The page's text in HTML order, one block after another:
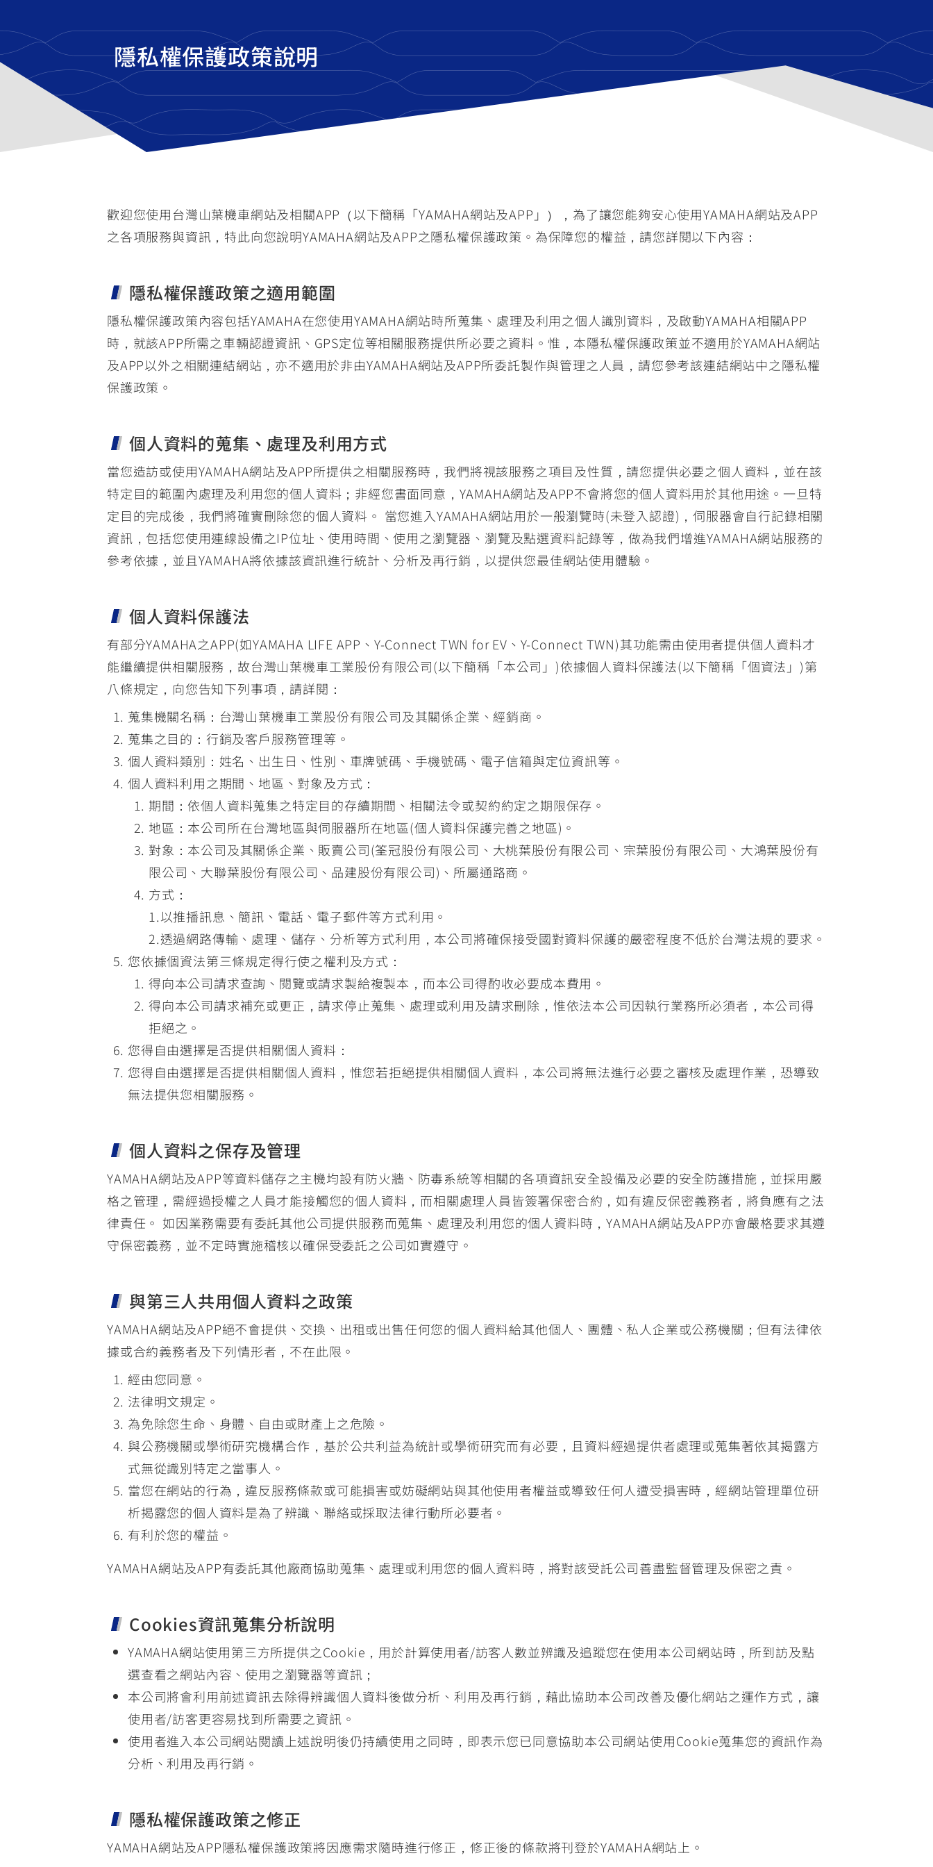
隱私權保護政策說明
歡迎您使用台灣山葉機車網站及相關APP（以下簡稱「YAMAHA網站及APP」），為了讓您能夠安心使用YAMAHA網站及APP
之各項服務與資訊，特此向您說明YAMAHA網站及APP之隱私權保護政策。為保障您的權益，請您詳閱以下內容：
隱私權保護政策之適用範圍
隱私權保護政策內容包括YAMAHA在您使用YAMAHA網站時所蒐集、處理及利用之個人識別資料，及啟動YAMAHA相關APP
時，就該APP所需之車輛認證資訊、GPS定位等相關服務提供所必要之資料。惟，本隱私權保護政策並不適用於YAMAHA網站
及APP以外之相關連結網站，亦不適用於非由YAMAHA網站及APP所委託製作與管理之人員，請您參考該連結網站中之隱私權
保護政策。
個人資料的蒐集、處理及利用方式
當您造訪或使用YAMAHA網站及APP所提供之相關服務時，我們將視該服務之項目及性質，請您提供必要之個人資料，並在該
特定目的範圍內處理及利用您的個人資料；非經您書面同意，YAMAHA網站及APP不會將您的個人資料用於其他用途。一旦特
定目的完成後，我們將確實刪除您的個人資料。 當您進入YAMAHA網站用於一般瀏覽時(未登入認證)，伺服器會自行記錄相關
資訊，包括您使用連線設備之IP位址、使用時間、使用之瀏覽器、瀏覽及點選資料記錄等，做為我們增進YAMAHA網站服務的
參考依據，並且YAMAHA將依據該資訊進行統計、分析及再行銷，以提供您最佳網站使用體驗。
個人資料保護法
有部分YAMAHA之APP(如YAMAHA LIFE APP、Y-Connect TWN for EV、Y-Connect TWN)其功能需由使用者提供個人資料才
能繼續提供相關服務，故台灣山葉機車工業股份有限公司(以下簡稱「本公司」)依據個人資料保護法(以下簡稱「個資法」)第
八條規定，向您告知下列事項，請詳閱：
蒐集機關名稱：台灣山葉機車工業股份有限公司及其關係企業、經銷商。
蒐集之目的：行銷及客戶服務管理等。
個人資料類別：姓名、出生日、性別、車牌號碼、手機號碼、電子信箱與定位資訊等。
個人資料利用之期間、地區、對象及方式：
期間：依個人資料蒐集之特定目的存續期間、相關法令或契約約定之期限保存。
地區：本公司所在台灣地區與伺服器所在地區(個人資料保護完善之地區)。
對象：本公司及其關係企業、販賣公司(筌冠股份有限公司、大桃葉股份有限公司、宗葉股份有限公司、大鴻葉股份有
限公司、大聯葉股份有限公司、品建股份有限公司)、所屬通路商。
方式：
1.以推播訊息、簡訊、電話、電子郵件等方式利用。
2.透過網路傳輸、處理、儲存、分析等方式利用，本公司將確保接受國對資料保護的嚴密程度不低於台灣法規的要求。
您依據個資法第三條規定得行使之權利及方式：
得向本公司請求查詢、閱覽或請求製給複製本，而本公司得酌收必要成本費用。
得向本公司請求補充或更正，請求停止蒐集、處理或利用及請求刪除，惟依法本公司因執行業務所必須者，本公司得
拒絕之。
您得自由選擇是否提供相關個人資料：
您得自由選擇是否提供相關個人資料，惟您若拒絕提供相關個人資料，本公司將無法進行必要之審核及處理作業，恐導致
無法提供您相關服務。
個人資料之保存及管理
YAMAHA網站及APP等資料儲存之主機均設有防火牆、防毒系統等相關的各項資訊安全設備及必要的安全防護措施，並採用嚴
格之管理，需經過授權之人員才能接觸您的個人資料，而相關處理人員皆簽署保密合約，如有違反保密義務者，將負應有之法
律責任。 如因業務需要有委託其他公司提供服務而蒐集、處理及利用您的個人資料時，YAMAHA網站及APP亦會嚴格要求其遵
守保密義務，並不定時實施稽核以確保受委託之公司如實遵守。
與第三人共用個人資料之政策
YAMAHA網站及APP絕不會提供、交換、出租或出售任何您的個人資料給其他個人、團體、私人企業或公務機關；但有法律依
據或合約義務者及下列情形者，不在此限。
經由您同意。
法律明文規定。
為免除您生命、身體、自由或財產上之危險。
與公務機關或學術研究機構合作，基於公共利益為統計或學術研究而有必要，且資料經過提供者處理或蒐集著依其揭露方
式無從識別特定之當事人。
當您在網站的行為，違反服務條款或可能損害或妨礙網站與其他使用者權益或導致任何人遭受損害時，經網站管理單位研
析揭露您的個人資料是為了辨識、聯絡或採取法律行動所必要者。
有利於您的權益。
YAMAHA網站及APP有委託其他廠商協助蒐集、處理或利用您的個人資料時，將對該受託公司善盡監督管理及保密之責。
Cookies資訊蒐集分析說明
YAMAHA網站使用第三方所提供之Cookie，用於計算使用者/訪客人數並辨識及追蹤您在使用本公司網站時，所到訪及點
選查看之網站內容、使用之瀏覽器等資訊；
本公司將會利用前述資訊去除得辨識個人資料後做分析、利用及再行銷，藉此協助本公司改善及優化網站之運作方式，讓
使用者/訪客更容易找到所需要之資訊。
使用者進入本公司網站閱讀上述說明後仍持續使用之同時，即表示您已同意協助本公司網站使用Cookie蒐集您的資訊作為
分析、利用及再行銷。
隱私權保護政策之修正
YAMAHA網站及APP隱私權保護政策將因應需求隨時進行修正，修正後的條款將刊登於YAMAHA網站上。